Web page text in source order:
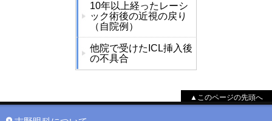
10年以上経ったレーシ
ック術後の近視の戻り
（自院例）
他院で受けたICL挿入後
の不具合
▲このページの先頭へ